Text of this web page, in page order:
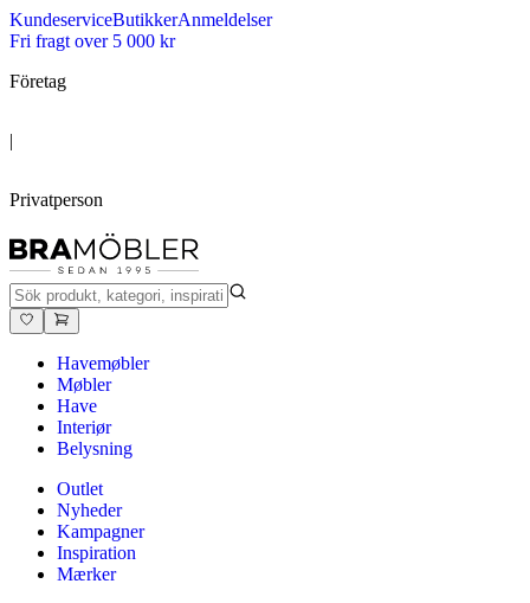
KundeserviceButikkerAnmeldelser
Fri fragt over 5 000 kr
Företag
|
Privatperson
Havemøbler
Møbler
Have
Interiør
Belysning
Outlet
Nyheder
Kampagner
Inspiration
Mærker